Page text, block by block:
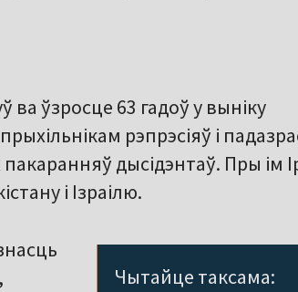
ва ўзросце 63 гадоў у выніку
рэпрэсіяў і
дысідэнтаў. Пры ім
і Ізраілю.
Чытайце таксама: